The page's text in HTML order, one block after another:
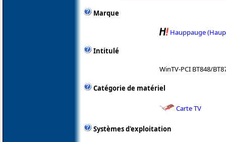
Marque
Hauppauge
Intitulé
WinTV-PCI BT848/
Catégorie de matériel
Carte TV
Systèmes d'exploitation